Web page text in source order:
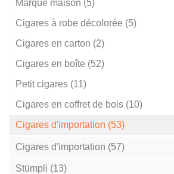
Marque maison (5)
Cigares à robe décolorée (5)
Cigares en carton (2)
Cigares en boîte (52)
Petit cigares (11)
Cigares en coffret de bois (10)
Cigares d'importation (53)
Cigares d'importation (57)
Stümpli (13)